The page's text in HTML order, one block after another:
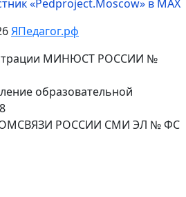
«Pedproject.Moscow» в MAX
ЯПедагог.рф
МИНЮСТ РОССИИ №
образовательной
РОССИИ СМИ ЭЛ № ФС